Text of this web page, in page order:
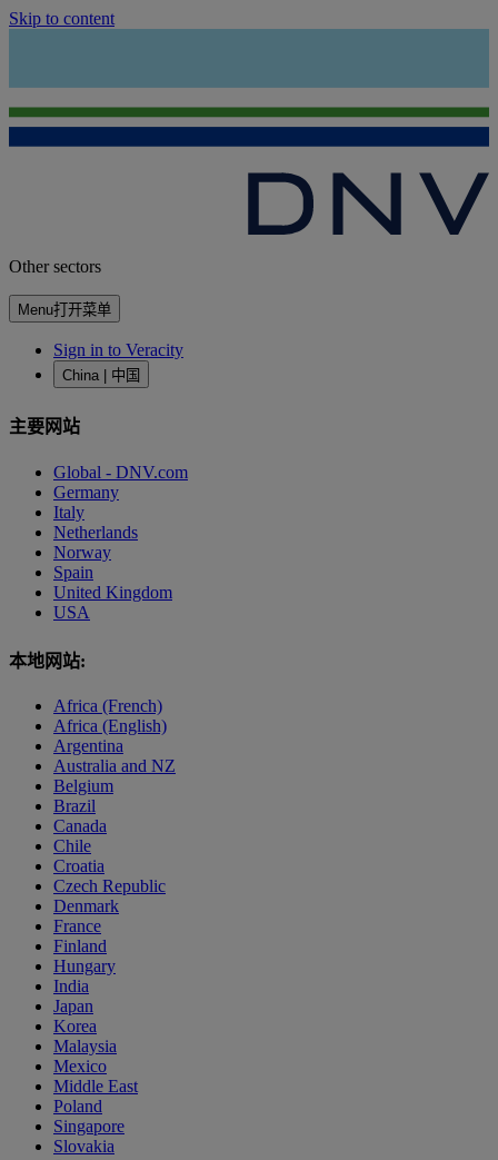
Skip to content
Other sectors
Menu打开菜单
Sign in to Veracity
China | 中国
主要网站
Global - DNV.com
Germany
Italy
Netherlands
Norway
Spain
United Kingdom
USA
本地网站:
Africa (French)
Africa (English)
Argentina
Australia and NZ
Belgium
Brazil
Canada
Chile
Croatia
Czech Republic
Denmark
France
Finland
Hungary
India
Japan
Korea
Malaysia
Mexico
Middle East
Poland
Singapore
Slovakia